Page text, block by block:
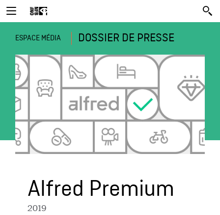
ESPACE MÉDIA DOSSIER DE PRESSE
Alfred Premium
2019